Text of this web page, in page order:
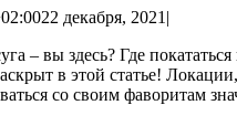
22 декабря, 2021 |
– вы здесь? Где
в этой статье!
со своим фаворитам